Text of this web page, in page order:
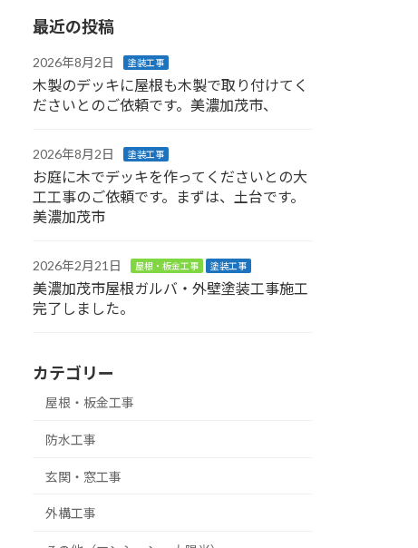
最近の投稿
2026年8月2日 塗装工事
木製のデッキに屋根も木製で取り付けてく
ださいとのご依頼です。美濃加茂市、
2026年8月2日 塗装工事
お庭に木でデッキを作ってくださいとの大
工工事のご依頼です。まずは、土台です。
美濃加茂市
2026年2月21日 屋根・板金工事 塗装工事
美濃加茂市屋根ガルバ・外壁塗装工事施工
完了しました。
カテゴリー
屋根・板金工事
防水工事
玄関・窓工事
外構工事